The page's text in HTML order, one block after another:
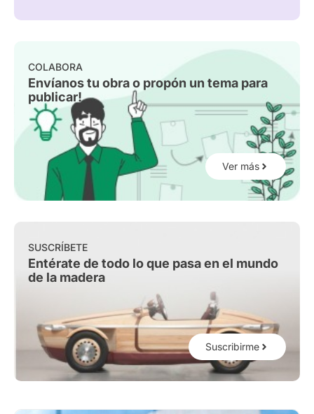
COLABORA
Envíanos tu obra o propón un tema para
publicar!
Ver más
SUSCRÍBETE
Entérate de todo lo que pasa en el mundo
de la madera
Suscribirme